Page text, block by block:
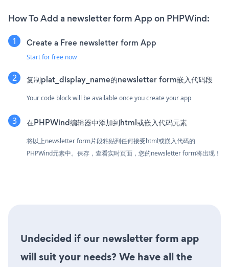
How To Add a newsletter form App on PHPWind:
Create a Free newsletter form App
Start for free now
复制plat_display_name的newsletter form嵌入代码段
Your code block will be available once you create your app
在PHPWind编辑器中添加到html或嵌入代码元素
将以上newsletter form片段粘贴到任何接受html或嵌入代码的
PHPWind元素中。保存，查看实时页面，您的newsletter form将出现！
Undecided if our newsletter form app
will suit your needs? We have all the